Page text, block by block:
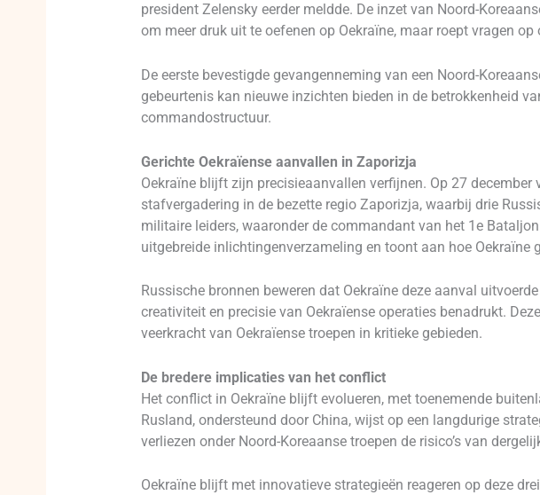
president Zelensky eerder meldde. De inzet van Noord-
om meer druk uit te oefenen op Oekraïne, maar roept vragen
De eerste bevestigde gevangenneming van een Noord-
gebeurtenis kan nieuwe inzichten bieden in de betrokkenheid
commandostructuur.
Gerichte Oekraïense aanvallen in Zaporizja
Oekraïne blijft zijn precisieaanvallen verfijnen. Op 27 december
stafvergadering in de bezette regio Zaporizja, waarbij drie
militaire leiders, waaronder de commandant van het 1e
uitgebreide inlichtingenverzameling en toont aan hoe
Russische bronnen beweren dat Oekraïne deze aanval
creativiteit en precisie van Oekraïense operaties benadrukt.
veerkracht van Oekraïense troepen in kritieke gebieden.
De bredere implicaties van het conflict
Het conflict in Oekraïne blijft evolueren, met toenemende
Rusland, ondersteund door China, wijst op een langdurige
verliezen onder Noord-Koreaanse troepen de risico’s van
Oekraïne blijft met innovatieve strategieën reageren op deze